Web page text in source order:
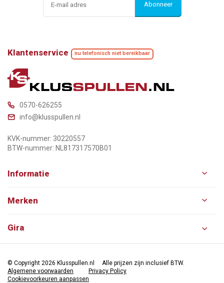
Abonneer
Klantenservice nu telefonisch niet bereikbaar
0570-626255
info@klusspullen.nl
KVK-nummer: 30220557
BTW-nummer: NL817317570B01
Informatie
Merken
Gira
© Copyright 2026 Klusspullen.nl
Alle prijzen zijn inclusief BTW.
Algemene voorwaarden
Privacy Policy
Cookievoorkeuren aanpassen